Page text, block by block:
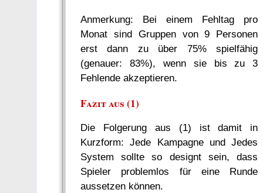
Anmerkung: Bei einem Fehltag pro
Monat sind Gruppen von 9 Personen
erst dann zu über 75% spielfähig
(genauer: 83%), wenn sie bis zu 3
Fehlende akzeptieren.
Fazit aus (1)
Die Folgerung aus (1) ist damit in
Kurzform: Jede Kampagne und Jedes
System sollte so designt sein, dass
Spieler problemlos für eine Runde
aussetzen können.